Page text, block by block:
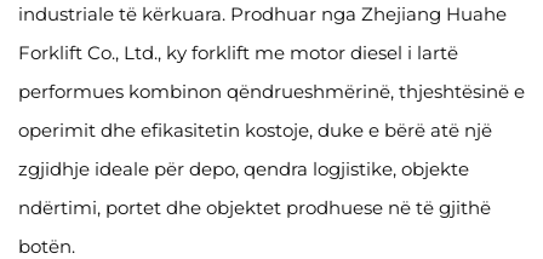
industriale të kërkuara. Prodhuar nga Zhejiang Huahe
Forklift Co., Ltd., ky forklift me motor diesel i lartë
performues kombinon qëndrueshmërinë, thjeshtësinë e
operimit dhe efikasitetin kostoje, duke e bërë atë një
zgjidhje ideale për depo, qendra logjistike, objekte
ndërtimi, portet dhe objektet prodhuese në të gjithë
botën.